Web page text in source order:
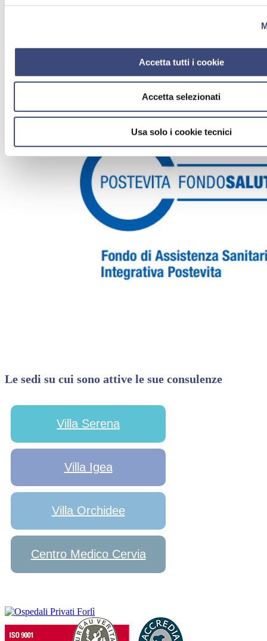
Accetta tutti i cookie
Accetta selezionati
Usa solo i cookie tecnici
Le sedi su cui sono attive le sue consulenze
Villa Serena
Villa Igea
Villa Orchidee
Centro Medico Cervia